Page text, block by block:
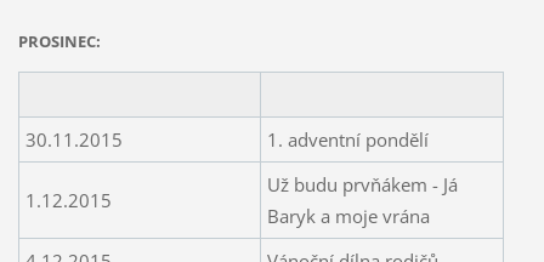
PROSINEC:
30.11.2015 1. adventní pondělí
1.12.2015
Už budu prvňákem - Já
Baryk a moje vrána